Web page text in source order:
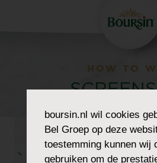
HOW TO
boursin.nl wil cookies
Bel Groep op deze
toestemming kunnen wij
gebruiken om de